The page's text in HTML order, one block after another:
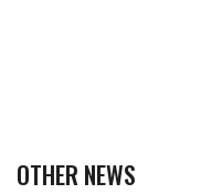
OTHER NEWS